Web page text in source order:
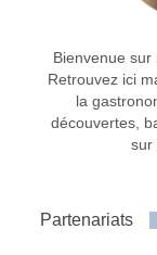
Bienvenue sur
Retrouvez ici
la
découvertes,
sur
Partenariats